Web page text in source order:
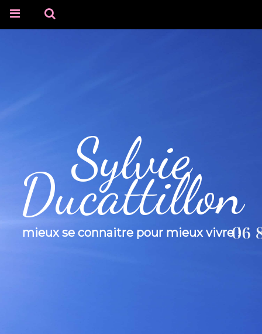
Sylvie
Ducattillon
mieux se connaitre pour mieux vivre !